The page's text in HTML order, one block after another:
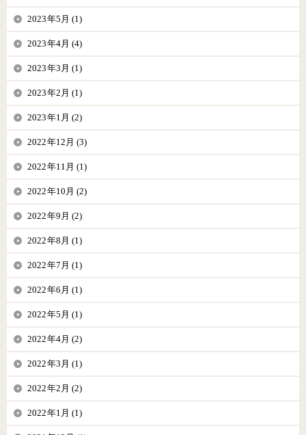
2023年5月 (1)
2023年4月 (4)
2023年3月 (1)
2023年2月 (1)
2023年1月 (2)
2022年12月 (3)
2022年11月 (1)
2022年10月 (2)
2022年9月 (2)
2022年8月 (1)
2022年7月 (1)
2022年6月 (1)
2022年5月 (1)
2022年4月 (2)
2022年3月 (1)
2022年2月 (2)
2022年1月 (1)